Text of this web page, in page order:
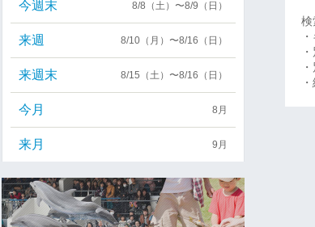
検
今週末 8/8（土）〜8/9（日）
来週 8/10（月）〜8/16（日）
来週末 8/15（土）〜8/16（日）
今月 8月
来月 9月